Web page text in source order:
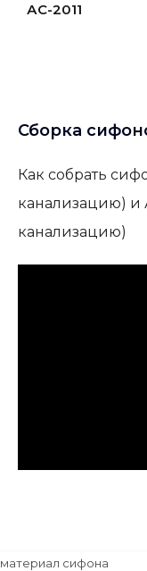
АС-2011
Сборка
Как собрать
канализацию) и
канализацию)
материал сифона